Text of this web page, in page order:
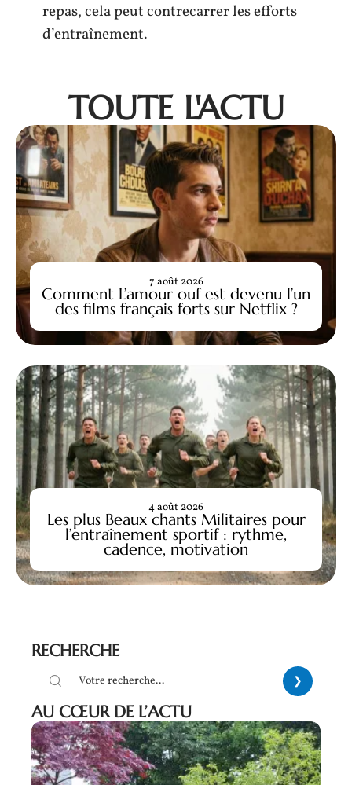
repas, cela peut contrecarrer les efforts
d’entraînement.
TOUTE L'ACTU
Comment L’amour ouf est devenu l’un
des films français forts sur Netflix ?
7 août 2026
Les plus Beaux chants Militaires pour
l’entraînement sportif : rythme,
cadence, motivation
4 août 2026
RECHERCHE
AU CŒUR DE L’ACTU